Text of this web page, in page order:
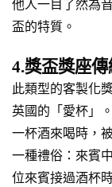
他人一目了然為
盃的特質。
4.獎盃獎座
此類型的客製化
英國的「愛杯」
一杯酒來喝時，
一種禮俗：來賓
位來賓接過酒杯